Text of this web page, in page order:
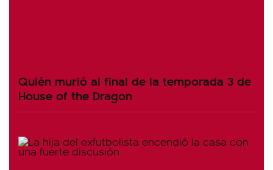
Quién murió al final de la temporada 3 de
House of the Dragon